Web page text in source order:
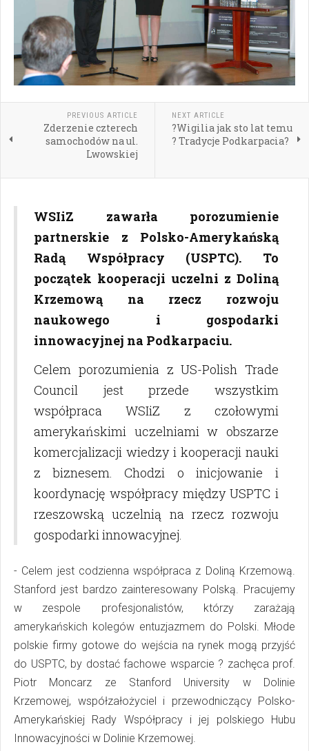
PREVIOUS ARTICLE
Zderzenie czterech
samochodów na ul.
Lwowskiej
NEXT ARTICLE
?Wigilia jak sto lat temu
? Tradycje Podkarpacia?
WSIiZ zawarła porozumienie
partnerskie z Polsko-Amerykańską
Radą Współpracy (USPTC). To
początek kooperacji uczelni z Doliną
Krzemową na rzecz rozwoju
naukowego i gospodarki
innowacyjnej na Podkarpaciu.
Celem porozumienia z US-Polish Trade
Council jest przede wszystkim
współpraca WSIiZ z czołowymi
amerykańskimi uczelniami w obszarze
komercjalizacji wiedzy i kooperacji nauki
z biznesem. Chodzi o inicjowanie i
koordynację współpracy między USPTC i
rzeszowską uczelnią na rzecz rozwoju
gospodarki innowacyjnej.
- Celem jest codzienna współpraca z Doliną Krzemową.
Stanford jest bardzo zainteresowany Polską. Pracujemy
w zespole profesjonalistów, którzy zarażają
amerykańskich kolegów entuzjazmem do Polski. Młode
polskie firmy gotowe do wejścia na rynek mogą przyjść
do USPTC, by dostać fachowe wsparcie ? zachęca prof.
Piotr Moncarz ze Stanford University w Dolinie
Krzemowej, współzałożyciel i przewodniczący Polsko-
Amerykańskiej Rady Współpracy i jej polskiego Hubu
Innowacyjności w Dolinie Krzemowej.